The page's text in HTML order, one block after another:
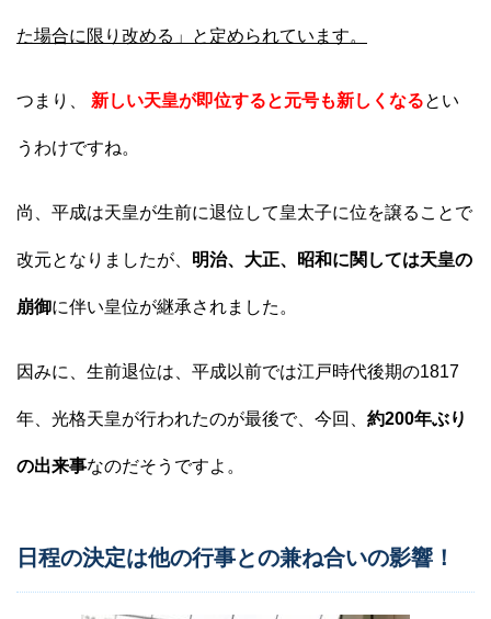
た場合に限り改める」と定められています。
つまり、 新しい天皇が即位すると元号も新しくなるとい
うわけですね。
尚、平成は天皇が生前に退位して皇太子に位を譲ることで
改元となりましたが、 明治、大正、昭和に関しては天皇の
崩御に伴い皇位が継承されました。
因みに、生前退位は、平成以前では江戸時代後期の1817
年、光格天皇が行われたのが最後で、今回、 約200年ぶり
の出来事なのだそうですよ。
日程の決定は他の行事との兼ね合いの影響！